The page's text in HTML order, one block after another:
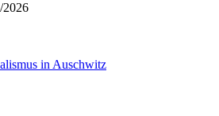
2026
in Auschwitz